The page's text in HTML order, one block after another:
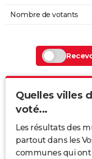
Nombre de votants
Quelles villes
voté...
Les résultats des
partout dans les
communes qui ont